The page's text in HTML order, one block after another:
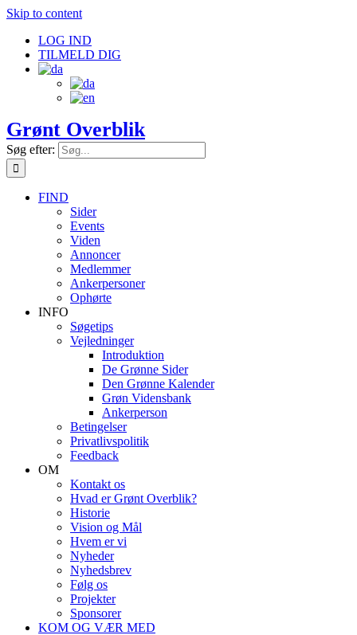
Skip to content
LOG IND
TILMELD DIG
Grønt Overblik
Søg efter:
FIND
Sider
Events
Viden
Annoncer
Medlemmer
Ankerpersoner
Ophørte
INFO
Søgetips
Vejledninger
Introduktion
De Grønne Sider
Den Grønne Kalender
Grøn Vidensbank
Ankerperson
Betingelser
Privatlivspolitik
Feedback
OM
Kontakt os
Hvad er Grønt Overblik?
Historie
Vision og Mål
Hvem er vi
Nyheder
Nyhedsbrev
Følg os
Projekter
Sponsorer
KOM OG VÆR MED